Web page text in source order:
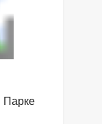
Парке